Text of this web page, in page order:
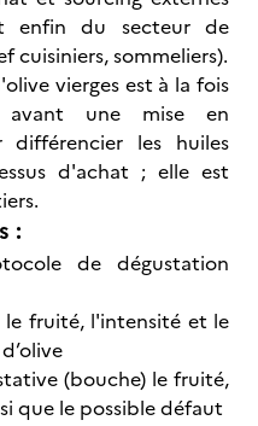
enfin du secteur de
cuisiniers, sommeliers).
vierges est à la fois
avant une mise en
différencier les huiles
d'achat ; elle est
:
de dégustation
le fruité, l'intensité et le
(bouche) le fruité,
que le possible défaut